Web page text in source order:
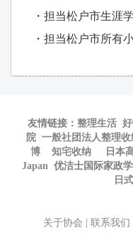
・担当松户市生涯
・担当松户市所有
友情链接： 整理生活
院 一般社团法人整理
博
知宅收纳 日本
Japan 优洁士国际家政
日
关于协会 联系我们